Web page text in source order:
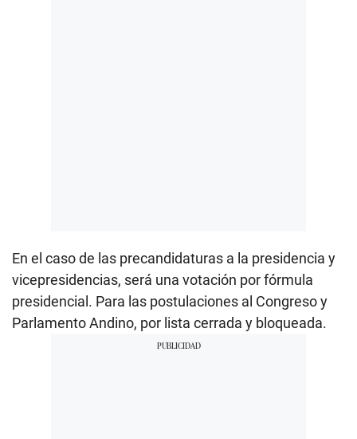
En el caso de las precandidaturas a la presidencia y
vicepresidencias, será una votación por fórmula
presidencial. Para las postulaciones al Congreso y
Parlamento Andino, por lista cerrada y bloqueada.